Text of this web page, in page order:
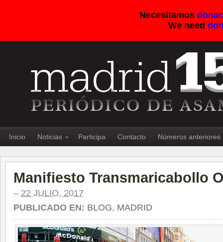
Necesitamos
We need
Inicio Noticias Participa Contacto Números anteriores
Manifiesto Transmaricabollo
– 22 JULIO, 2017
PUBLICADO EN: BLOG, MADRID